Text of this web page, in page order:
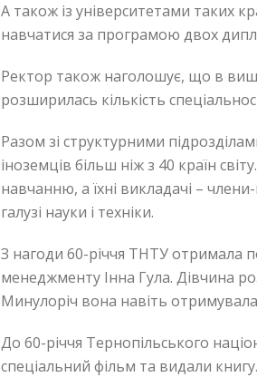
А також із університетами таких
навчатися за програмою двох
Ректор також наголошує, що в
розширилась кількість
Разом зі структурними
іноземців більш ніж з 40 країн
навчанню, а їхні викладачі –
галузі науки і техніки.
З нагоди 60-річчя ТНТУ отримала
менеджменту Інна Гула. Дівчина
Минулоріч вона навіть
До 60-річчя Тернопільського
спеціальний фільм та видали